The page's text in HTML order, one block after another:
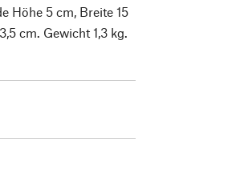
Höhe 5 cm, Breite 15
cm. Gewicht 1,3 kg.